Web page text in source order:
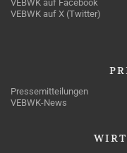
VEBWK auf Facebook
VEBWK auf X (Twitter)
Pressemitteilungen
VEBWK-News